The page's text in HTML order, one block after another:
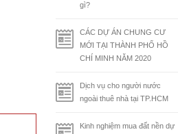
gì?
CÁC DỰ ÁN CHUNG CƯ
MỚI TẠI THÀNH PHỐ HỒ
CHÍ MINH NĂM 2020
Dịch vụ cho người nước
ngoài thuê nhà tại TP.HCM
Kinh nghiệm mua đất nền dự